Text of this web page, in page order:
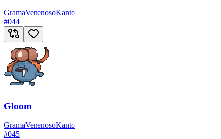
GramaVenenosoKanto
#044
Gloom
GramaVenenosoKanto
#045